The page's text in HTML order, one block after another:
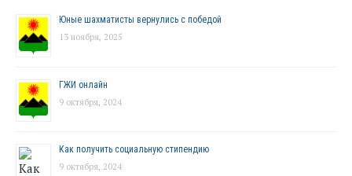
Юные шахматисты вернулись с победой
13 ноября, 2025
ГЖИ онлайн
9 октября, 2024
Как получить социальную стипендию
9 октября, 2024